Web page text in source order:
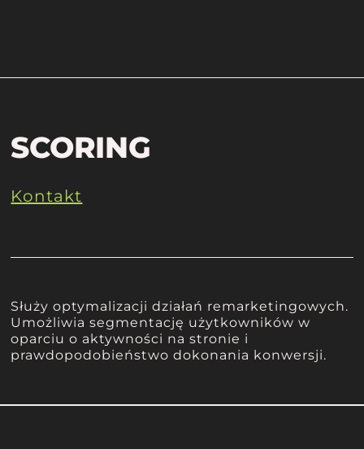
SCORING
Kontakt
Służy optymalizacji działań remarketingowych.
Umożliwia segmentację użytkowników w
oparciu o aktywności na stronie i
prawdopodobieństwo dokonania konwersji.